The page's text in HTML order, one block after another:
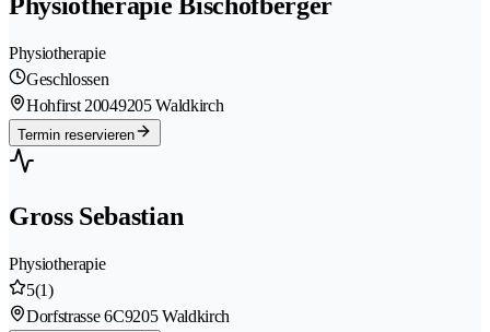
Physiotherapie Bischofberger
Physiotherapie
Geschlossen
Hohfirst 20049205 Waldkirch
Termin reservieren
Gross Sebastian
Physiotherapie
5(1)
Dorfstrasse 6C9205 Waldkirch